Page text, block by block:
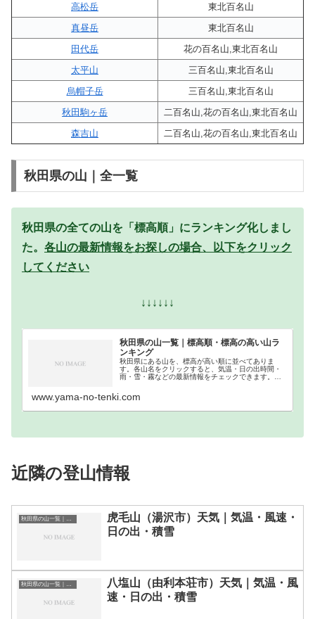
高松岳
東北百名山
真昼岳
東北百名山
田代岳
花の百名山,東北百名山
太平山
三百名山,東北百名山
烏帽子岳
三百名山,東北百名山
秋田駒ヶ岳
二百名山,花の百名山,東北百名山
森吉山
二百名山,花の百名山,東北百名山
秋田県の山｜全一覧
秋田県の全ての山を「標高順」にランキング化しまし
た。 各山の最新情報をお探しの場合、以下をクリック
してください
↓↓↓↓↓↓
秋田県の山一覧｜標高順・標高の高い山ラ
ンキング
秋田県にある山を、標高が高い順に並べてありま
す。各山名をクリックすると、気温・日の出時間・
雨・雪・霧などの最新情報をチェックできます。秋
www.yama-no-tenki.com
近隣の登山情報
秋田県の山一覧｜標高順・標高の高い山ランキング
虎毛山（湯沢市）天気｜気温・風速・
日の出・積雪
秋田県の山一覧｜標高順・標高の高い山ランキング
八塩山（由利本荘市）天気｜気温・風
速・日の出・積雪